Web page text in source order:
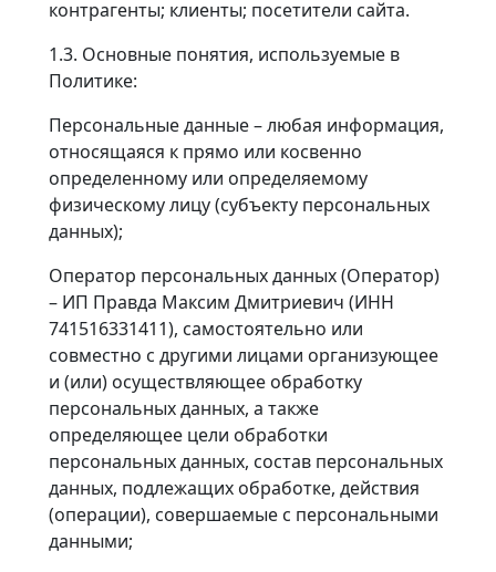
контрагенты; клиенты; посетители сайта.
1.3. Основные понятия, используемые в
Политике:
Персональные данные – любая информация,
относящаяся к прямо или косвенно
определенному или определяемому
физическому лицу (субъекту персональных
данных);
Оператор персональных данных (Оператор)
– ИП Правда Максим Дмитриевич (ИНН
741516331411), самостоятельно или
совместно с другими лицами организующее
и (или) осуществляющее обработку
персональных данных, а также
определяющее цели обработки
персональных данных, состав персональных
данных, подлежащих обработке, действия
(операции), совершаемые с персональными
данными;